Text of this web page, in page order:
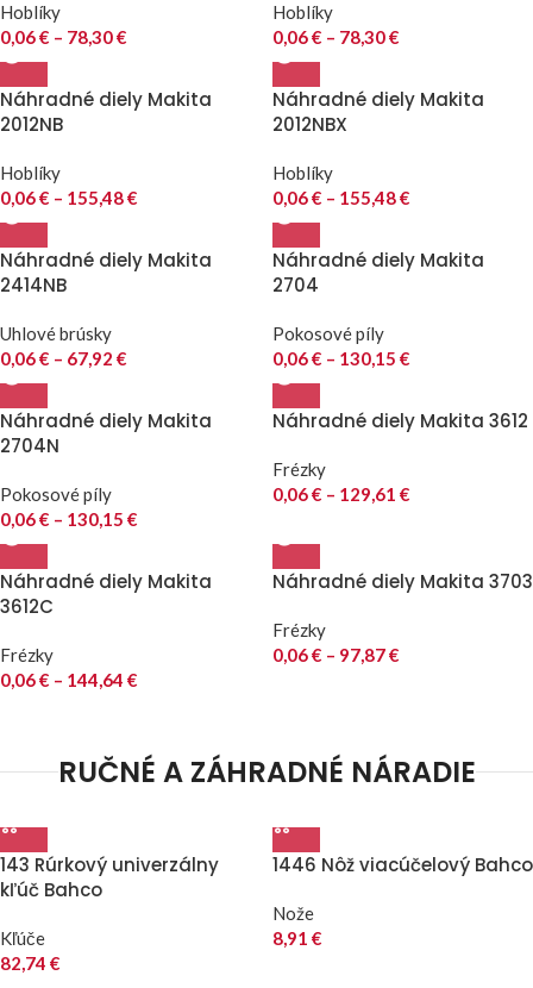
Hoblíky
0,06€ – 78,30€
Hoblíky
0,06€ – 78,30€
Náhradné diely Makita
2012NB
Hoblíky
0,06€ – 155,48€
Náhradné diely Makita
2012NBX
Hoblíky
0,06€ – 155,48€
Náhradné diely Makita
2414NB
Uhlové brúsky
0,06€ – 67,92 €
Náhradné diely Makita
2704
Pokosové píly
0,06€ – 130,15 €
Náhradné diely Makita
2704N
Pokosové píly
0,06€ – 130,15 €
Náhradné diely Makita 3612
Frézky
0,06€ – 129,61 €
Náhradné diely Makita
3612C
Frézky
0,06€ – 144,64 €
Náhradné diely Makita 3703
Frézky
0,06€ – 97,87€
RUČNÉ A ZÁHRADNÉ NÁRADIE
143 Rúrkový univerzálny
kľúč Bahco
Kľúče
82,74 €
1446 Nôž viacúčelový Bahco
Nože
8,91 €